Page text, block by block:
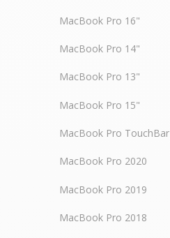
MacBook Pro 16"
MacBook Pro 14"
MacBook Pro 13"
MacBook Pro 15"
MacBook Pro TouchBar
MacBook Pro 2020
MacBook Pro 2019
MacBook Pro 2018